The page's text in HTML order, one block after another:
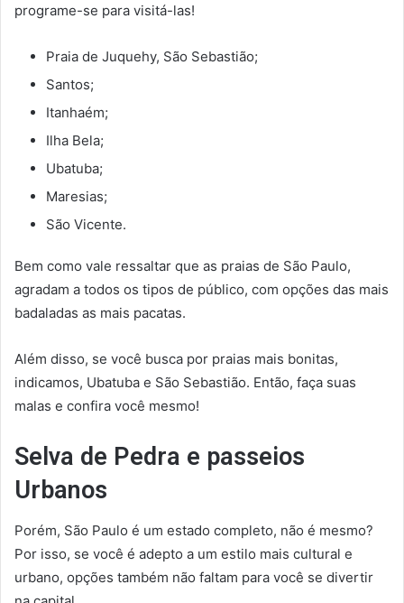
programe-se para visitá-las!
Praia de Juquehy, São Sebastião;
Santos;
Itanhaém;
Ilha Bela;
Ubatuba;
Maresias;
São Vicente.
Bem como vale ressaltar que as praias de São Paulo,
agradam a todos os tipos de público, com opções das mais
badaladas as mais pacatas.
Além disso, se você busca por praias mais bonitas,
indicamos, Ubatuba e São Sebastião. Então, faça suas
malas e confira você mesmo!
Selva de Pedra e passeios
Urbanos
Porém, São Paulo é um estado completo, não é mesmo?
Por isso, se você é adepto a um estilo mais cultural e
urbano, opções também não faltam para você se divertir